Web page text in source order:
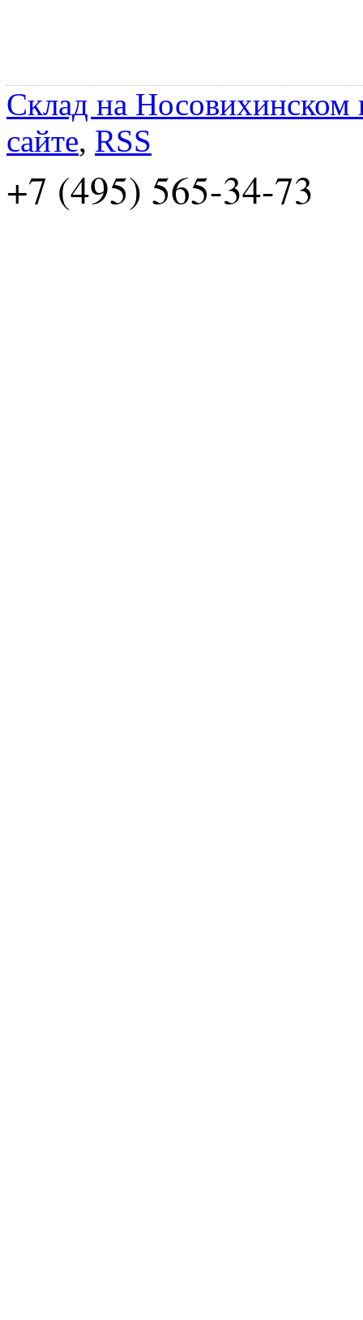
Склад на Носовихинском
сайте, RSS
+7 (495) 565-34-73